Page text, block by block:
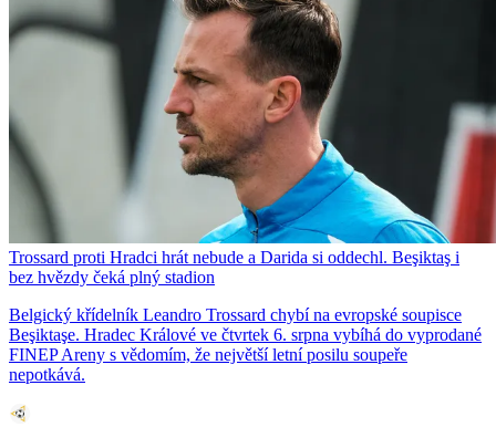
Trossard proti Hradci hrát nebude a Darida si oddechl. Beşiktaş i
bez hvězdy čeká plný stadion
Belgický křídelník Leandro Trossard chybí na evropské soupisce
Beşiktaşe. Hradec Králové ve čtvrtek 6. srpna vybíhá do vyprodané
FINEP Areny s vědomím, že největší letní posilu soupeře
nepotkává.